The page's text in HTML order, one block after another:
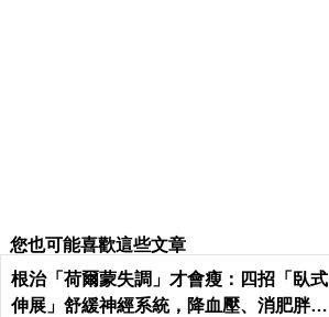
您也可能喜歡這些文章
根治「荷爾蒙失調」才會瘦：四招「臥式
伸展」舒緩神經系統，降血壓、消肥胖這